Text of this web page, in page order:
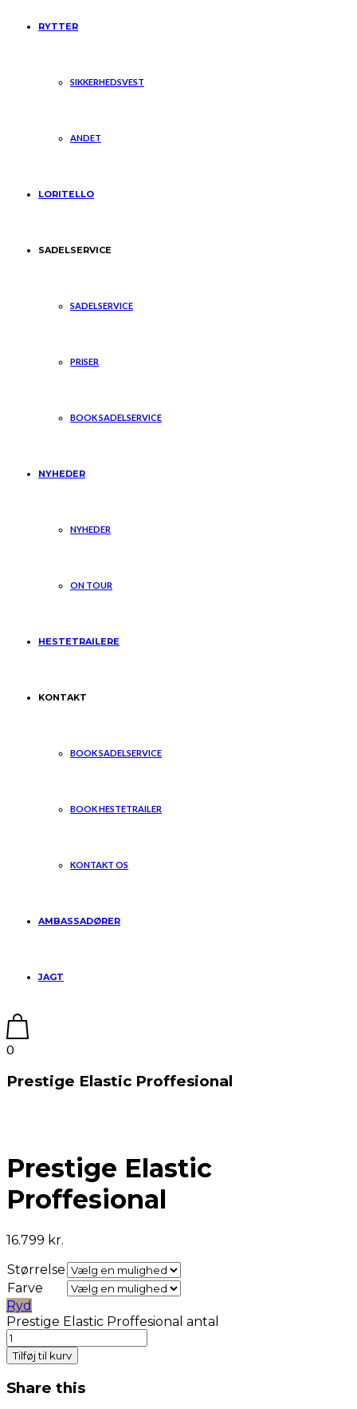
RYTTER
SIKKERHEDSVEST
ANDET
LORITELLO
SADELSERVICE
SADELSERVICE
PRISER
BOOK SADELSERVICE
NYHEDER
NYHEDER
ON TOUR
HESTETRAILERE
KONTAKT
BOOK SADELSERVICE
BOOK HESTETRAILER
KONTAKT OS
AMBASSADØRER
JAGT
0
Prestige Elastic Proffesional
Prestige Elastic
Proffesional
16.799 kr.
Størrelse
Farve
Ryd
Prestige Elastic Proffesional antal
Tilføj til kurv
Share this